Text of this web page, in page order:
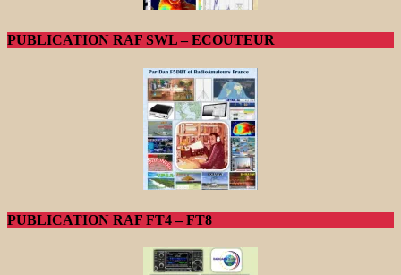
PUBLICATION RAF SWL – ECOUTEUR
PUBLICATION RAF FT4 – FT8